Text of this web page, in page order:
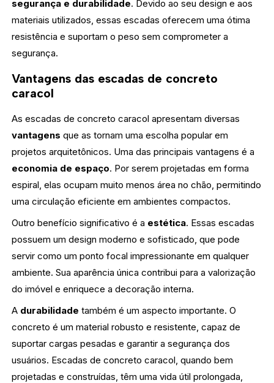
segurança e durabilidade. Devido ao seu design e aos
materiais utilizados, essas escadas oferecem uma ótima
resistência e suportam o peso sem comprometer a
segurança.
Vantagens das escadas de concreto
caracol
As escadas de concreto caracol apresentam diversas
vantagens que as tornam uma escolha popular em
projetos arquitetônicos. Uma das principais vantagens é a
economia de espaço. Por serem projetadas em forma
espiral, elas ocupam muito menos área no chão, permitindo
uma circulação eficiente em ambientes compactos.
Outro benefício significativo é a estética. Essas escadas
possuem um design moderno e sofisticado, que pode
servir como um ponto focal impressionante em qualquer
ambiente. Sua aparência única contribui para a valorização
do imóvel e enriquece a decoração interna.
A durabilidade também é um aspecto importante. O
concreto é um material robusto e resistente, capaz de
suportar cargas pesadas e garantir a segurança dos
usuários. Escadas de concreto caracol, quando bem
projetadas e construídas, têm uma vida útil prolongada,